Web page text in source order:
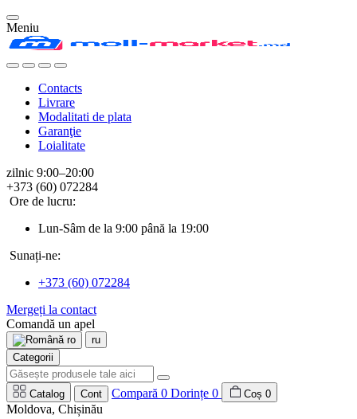
Meniu
Contacts
Livrare
Modalitati de plata
Garanţie
Loialitate
zilnic 9:00–20:00
+373 (60) 072284
Ore de lucru:
Lun-Sâm de la 9:00 până la 19:00
Sunați-ne:
+373 (60) 072284
Mergeți la contact
Comandă un apel
ro
ru
Categorii
Catalog Cont Compară 0 Dorințe 0 Coș 0
Moldova, Chișinău